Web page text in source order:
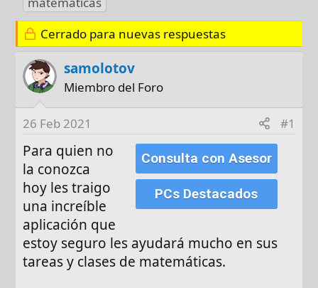
t
o
r
h
a
d
e
i
n
q
u
s
Cerrado para nuevas respuestas
samolotov
Miembro del Foro
26 Feb 2021 #1
Consulta con Asesor
PCs Destacados
Para quien no
la conozca
hoy les traigo
una increíble
aplicación que
estoy seguro les ayudará mucho en sus
tareas y clases de matemáticas.